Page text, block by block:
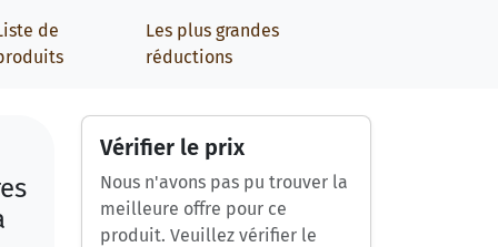
de
Les plus grandes
réductions
Vérifier le prix
Nous n'avons pas pu trouver la
meilleure offre pour ce
produit. Veuillez vérifier le